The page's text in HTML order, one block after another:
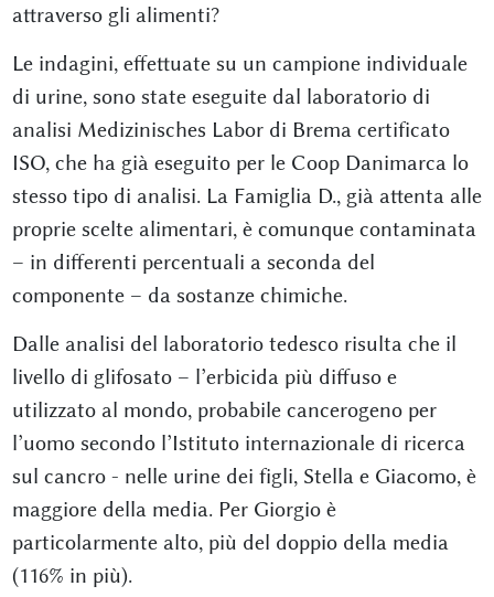
attraverso gli alimenti?
Le indagini, effettuate su un campione individuale
di urine, sono state eseguite dal laboratorio di
analisi Medizinisches Labor di Brema certificato
ISO, che ha già eseguito per le Coop Danimarca lo
stesso tipo di analisi. La Famiglia D., già attenta alle
proprie scelte alimentari, è comunque contaminata
– in differenti percentuali a seconda del
componente – da sostanze chimiche.
Dalle analisi del laboratorio tedesco risulta che il
livello di glifosato – l’erbicida più diffuso e
utilizzato al mondo, probabile cancerogeno per
l’uomo secondo l’Istituto internazionale di ricerca
sul cancro - nelle urine dei figli, Stella e Giacomo, è
maggiore della media. Per Giorgio è
particolarmente alto, più del doppio della media
(116% in più).